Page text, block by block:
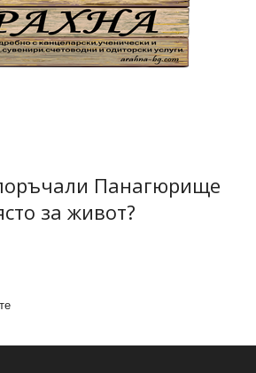
Панагюрище
за живот?